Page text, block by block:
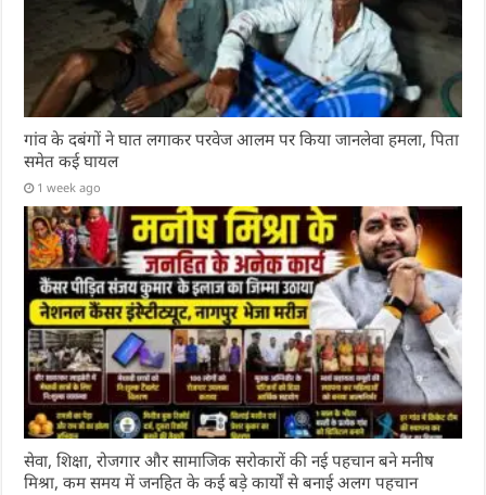
गांव के दबंगों ने घात लगाकर परवेज आलम पर किया जानलेवा हमला, पिता
समेत कई घायल
1 week ago
सेवा, शिक्षा, रोजगार और सामाजिक सरोकारों की नई पहचान बने मनीष
मिश्रा, कम समय में जनहित के कई बड़े कार्यों से बनाई अलग पहचान